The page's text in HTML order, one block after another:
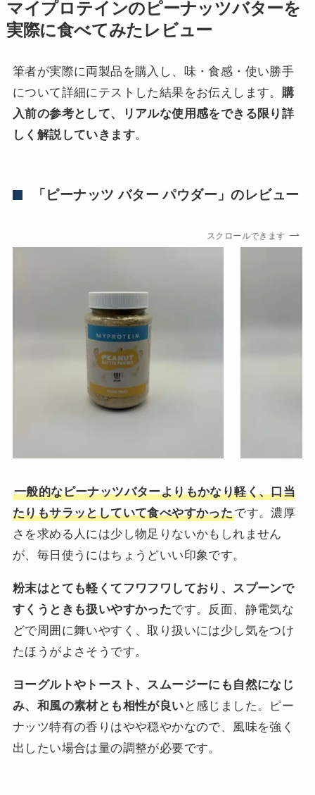
マイプロテインのピーナッツバターを
実際に食べてみたレビュー
筆者が実際に両製品を購入し、味・食感・使い勝手
について詳細にテストした結果をお伝えします。 購
入前の参考として、リアルな使用感をできる限り詳
しく解説していきます。
「ピーナッツ バター パウダー」のレビュー
スクロールできます
一般的なピーナッツバターよりもかなり軽く、口当
たりもサラッとしていて食べやすかったです。濃厚
さを求める人には少し物足りないかもしれません
が、毎日使うにはちょうどいい印象です。
粉末はとても軽くてフワフワしており、スプーンで
すくうときも扱いやすかったです。反面、静電気な
どで周囲に舞いやすく、取り扱いには少し気をつけ
たほうがよさそうです。
ヨーグルトやトースト、スムージーにも自然になじ
み、和風の素材とも相性が良い と感じました。ピー
ナッツ特有の香りはやや穏やかなので、風味を強く
出したい場合は量の調整が必要です。